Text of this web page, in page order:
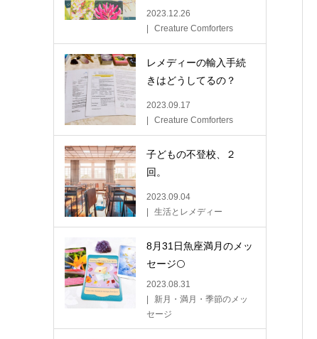
2023.12.26
Creature Comforters
レメディーの輸入手続
きはどうしてるの？
2023.09.17
Creature Comforters
子どもの不登校、２
回。
2023.09.04
生活とレメディー
8月31日魚座満月のメッ
セージ🌕
2023.08.31
新月・満月・季節のメッ
セージ